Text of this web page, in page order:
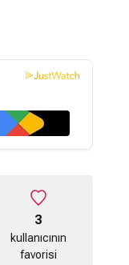
3
kullanıcının
favorisi